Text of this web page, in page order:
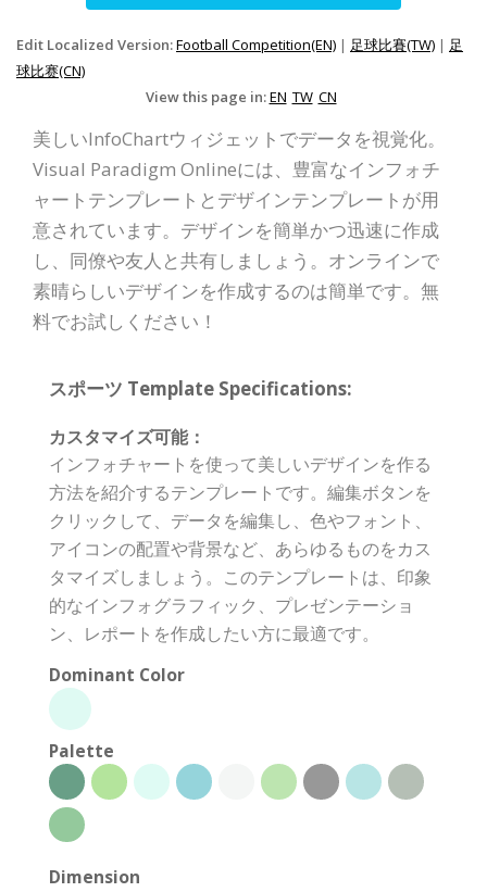
Edit Localized Version:Football Competition(EN) | 足球比賽(TW) | 足
球比赛(CN)
View this page in:EN TW CN
美しいInfoChartウィジェットでデータを視覚化。
Visual Paradigm Onlineには、豊富なインフォチ
ャートテンプレートとデザインテンプレートが用
意されています。デザインを簡単かつ迅速に作成
し、同僚や友人と共有しましょう。オンラインで
素晴らしいデザインを作成するのは簡単です。無
料でお試しください！
スポーツ Template Specifications:
カスタマイズ可能：
インフォチャートを使って美しいデザインを作る
方法を紹介するテンプレートです。編集ボタンを
クリックして、データを編集し、色やフォント、
アイコンの配置や背景など、あらゆるものをカス
タマイズしましょう。このテンプレートは、印象
的なインフォグラフィック、プレゼンテーショ
ン、レポートを作成したい方に最適です。
Dominant Color
Palette
Dimension